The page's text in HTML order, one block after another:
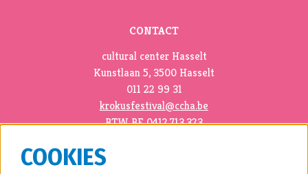
CONTACT
cultural center Hasselt
Kunstlaan 5, 3500 Hasselt
011 22 99 31
krokusfestival@ccha.be
BTW BE 0412.713.323
COOKIES